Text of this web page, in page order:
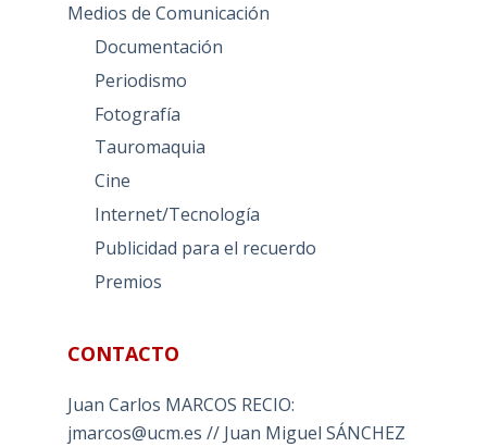
Medios de Comunicación
Documentación
Periodismo
Fotografía
Tauromaquia
Cine
Internet/Tecnología
Publicidad para el recuerdo
Premios
CONTACTO
Juan Carlos MARCOS RECIO:
jmarcos@ucm.es // Juan Miguel SÁNCHEZ